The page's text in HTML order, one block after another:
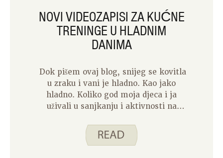
NOVI VIDEOZAPISI ZA KUĆNE
TRENINGE U HLADNIM
DANIMA
Dok pišem ovaj blog, snijeg se kovitla
u zraku i vani je hladno. Kao jako
hladno. Koliko god moja djeca i ja
uživali u sanjkanju i aktivnosti na
jer se preporuča ograničiti vrijeme
vani. To također znači da moja djeca